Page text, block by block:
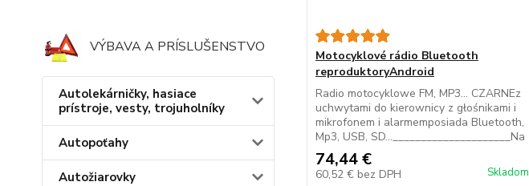
VÝBAVA A PRÍSLUŠENSTVO
Autolekárničky, hasiace
prístroje, vesty, trojuholníky
Autopoťahy
Autožiarovky
Motocyklové rádio Bluetooth
reproduktoryAndroid
Radio motocyklowe FM, MP3... CZARNEz
uchwytami do kierownicy z głośnikami i
mikrofonem i alarmemposiada Bluetooth,
Mp3, USB, SD..._____________________Na
74,44 €
60,52 € bez DPH Skladom